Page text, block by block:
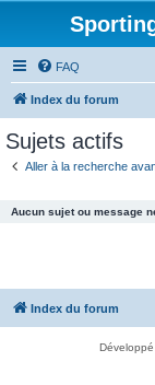
FAQ
Index du forum
Sujets actifs
Aller à la recherche
Aucun sujet ou message
Index du forum